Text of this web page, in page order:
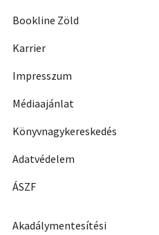
Bookline Zöld
Karrier
Impresszum
Médiaajánlat
Könyvnagykereskedés
Adatvédelem
ÁSZF
Akadálymentesítési